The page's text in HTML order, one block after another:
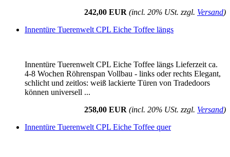
242,00 EUR (incl. 20% USt. zzgl. Versand)
Innentüre Tuerenwelt CPL Eiche Toffee längs
Innentüre Tuerenwelt CPL Eiche Toffee längs Lieferzeit ca.
4-8 Wochen Röhrenspan Vollbau - links oder rechts Elegant,
schlicht und zeitlos: weiß lackierte Türen von Tradedoors
können universell ...
258,00 EUR (incl. 20% USt. zzgl. Versand)
Innentüre Tuerenwelt CPL Eiche Toffee quer